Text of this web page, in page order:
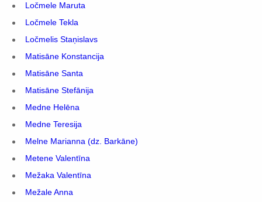
Ločmele Maruta
Ločmele Tekla
Ločmelis Staņislavs
Matisāne Konstancija
Matisāne Santa
Matisāne Stefānija
Medne Helēna
Medne Teresija
Melne Marianna (dz. Barkāne)
Metene Valentīna
Mežaka Valentīna
Mežale Anna